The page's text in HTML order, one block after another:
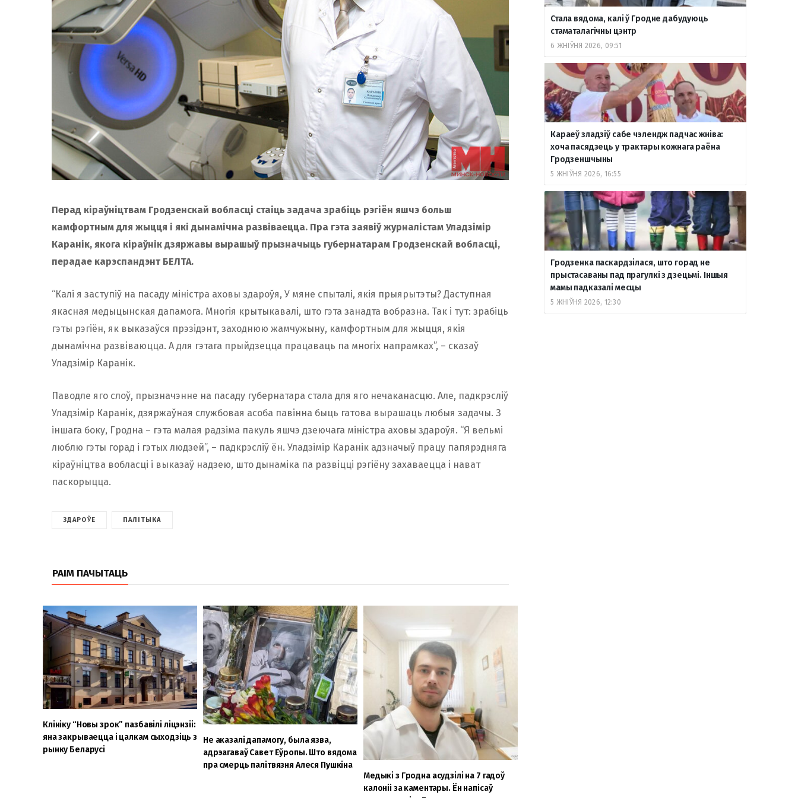
Перад кіраўніцтвам Гродзенскай вобласці стаіць задача зрабіць рэгіён яшчэ больш
камфортным для жыцця і які дынамічна развіваецца. Пра гэта заявіў журналістам Уладзімір
Каранік, якога кіраўнік дзяржавы вырашыў прызначыць губернатарам Гродзенскай вобласці,
перадае карэспандэнт БЕЛТА.
“Калі я заступіў на пасаду міністра аховы здароўя, У мяне спыталі, якія прыярытэты? Даступная
якасная медыцынская дапамога. Многія крытыкавалі, што гэта занадта вобразна. Так і тут: зрабіць
гэты рэгіён, як выказаўся прэзідэнт, заходнюю жамчужыну, камфортным для жыцця, якія
дынамічна развіваюцца. А для гэтага прыйдзецца працаваць па многіх напрамках”, – сказаў
Уладзімір Каранік.
Паводле яго слоў, прызначэнне на пасаду губернатара стала для яго нечаканасцю. Але, падкрэсліў
Уладзімір Каранік, дзяржаўная службовая асоба павінна быць гатова вырашаць любыя задачы. З
іншага боку, Гродна – гэта малая радзіма пакуль яшчэ дзеючага міністра аховы здароўя. “Я вельмі
люблю гэты горад і гэтых людзей”, – падкрэсліў ён. Уладзімір Каранік адзначыў працу папярэдняга
кіраўніцтва вобласці і выказаў надзею, што дынаміка па развіцці рэгіёну захаваецца і нават
паскорыцца.
ЗДАРОЎЕ ПАЛІТЫКА
РАІМ ПАЧЫТАЦЬ
Клініку “Новы зрок” пазбавілі ліцэнзіі:
яна закрываецца і цалкам сыходзіць з
рынку Беларусі
Не аказалі дапамогу, была язва,
адрэагаваў Савет Еўропы. Што вядома
пра смерць палітвязня Алеся Пушкіна
Медыкі з Гродна асудзілі на 7 гадоў
калоніі за каментары. Ён напісаў
Стала вядома, калі ў Гродне дабудуюць
стаматалагічны цэнтр
6 ЖНІЎНЯ 2026, 09:51
Караеў зладзіў сабе чэлендж падчас жніва:
хоча пасядзець у трактары кожнага раёна
Гродзеншчыны
5 ЖНІЎНЯ 2026, 16:55
Гродзенка паскардзілася, што горад не
прыстасаваны пад прагулкі з дзецьмі. Іншыя
мамы падказалі месцы
5 ЖНІЎНЯ 2026, 12:30